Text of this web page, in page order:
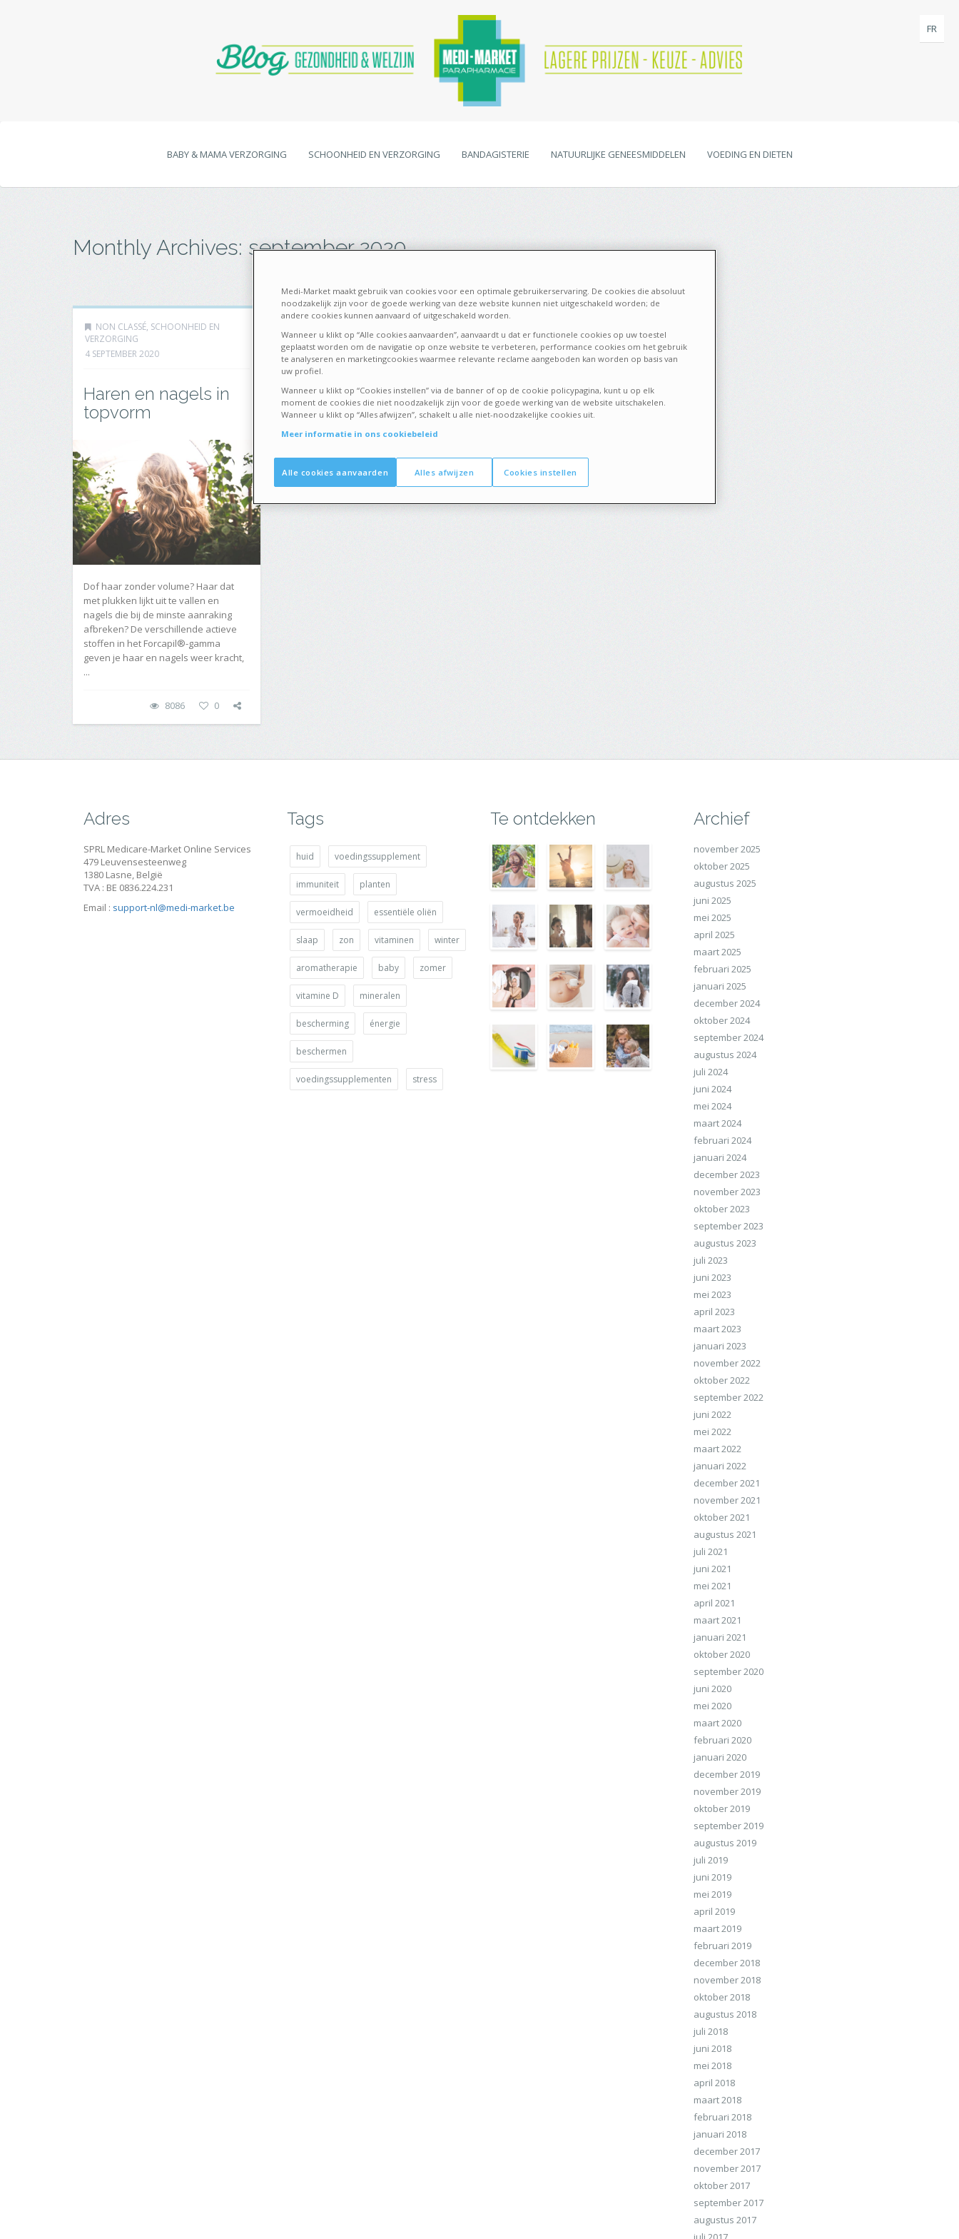
FR
BABY & MAMA VERZORGING SCHOONHEID EN VERZORGING BANDAGISTERIE NATUURLIJKE GENEESMIDDELEN VOEDING EN DIETEN
Monthly Archives: september 2020
NON CLASSÉ, SCHOONHEID EN
VERZORGING
4 SEPTEMBER 2020
Haren en nagels in
topvorm
Dof haar zonder volume? Haar dat
met plukken lijkt uit te vallen en
nagels die bij de minste aanraking
afbreken? De verschillende actieve
stoffen in het Forcapil®-gamma
geven je haar en nagels weer kracht,
...
8086 0
Adres
SPRL Medicare-Market Online Services
479 Leuvensesteenweg
1380 Lasne, België
TVA : BE 0836.224.231
Email : support-nl@medi-market.be
Tags
huid voedingssupplement
immuniteit planten
vermoeidheid essentiële oliën
slaap zon vitaminen winter
aromatherapie baby zomer
vitamine D mineralen
bescherming énergie
beschermen
voedingssupplementen stress
Te ontdekken Archief
november 2025
oktober 2025
augustus 2025
juni 2025
mei 2025
april 2025
maart 2025
februari 2025
januari 2025
december 2024
oktober 2024
september 2024
augustus 2024
juli 2024
juni 2024
mei 2024
maart 2024
februari 2024
januari 2024
december 2023
november 2023
oktober 2023
september 2023
augustus 2023
juli 2023
juni 2023
mei 2023
april 2023
maart 2023
januari 2023
november 2022
oktober 2022
september 2022
juni 2022
mei 2022
maart 2022
januari 2022
december 2021
november 2021
oktober 2021
augustus 2021
juli 2021
juni 2021
mei 2021
april 2021
maart 2021
januari 2021
oktober 2020
september 2020
juni 2020
mei 2020
maart 2020
februari 2020
januari 2020
december 2019
november 2019
oktober 2019
september 2019
augustus 2019
juli 2019
juni 2019
mei 2019
april 2019
maart 2019
februari 2019
december 2018
november 2018
oktober 2018
augustus 2018
juli 2018
juni 2018
mei 2018
april 2018
maart 2018
februari 2018
januari 2018
december 2017
november 2017
oktober 2017
september 2017
augustus 2017
Medi-Market maakt gebruik van cookies voor een optimale gebruikerservaring. De cookies die absoluut
noodzakelijk zijn voor de goede werking van deze website kunnen niet uitgeschakeld worden; de
andere cookies kunnen aanvaard of uitgeschakeld worden.
Wanneer u klikt op “Alle cookies aanvaarden”, aanvaardt u dat er functionele cookies op uw toestel
geplaatst worden om de navigatie op onze website te verbeteren, performance cookies om het gebruik
te analyseren en marketingcookies waarmee relevante reclame aangeboden kan worden op basis van
uw profiel.
Wanneer u klikt op “Cookies instellen” via de banner of op de cookie policypagina, kunt u op elk
moment de cookies die niet noodzakelijk zijn voor de goede werking van de website uitschakelen.
Wanneer u klikt op “Alles afwijzen”, schakelt u alle niet-noodzakelijke cookies uit.
Meer informatie in ons cookiebeleid
Cookies instellen
Alles afwijzen
Alle cookies aanvaarden